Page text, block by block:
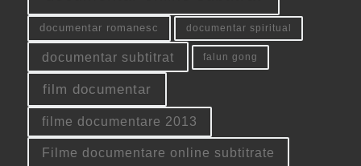
documentar romanesc documentar spiritual
documentar subtitrat falun gong
film documentar
filme documentare 2013
Filme documentare online subtitrate